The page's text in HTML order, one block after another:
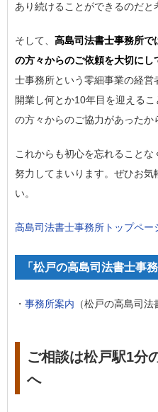
あり続けることができるのだと
そして、 高島司法書士事務所で
の方々からのご依頼を大切にし
士事務所という零細事業の経
開業し何とか10年目を迎える
の方々からのご協力があったか
これからも初心を忘れること
努力してまいります。ぜひお
い。
高島司法書士事務所トップペー
「松戸の高島司法書士事
・ 事務所案内 （松戸の高島司
ご相談は松戸駅1分
へ